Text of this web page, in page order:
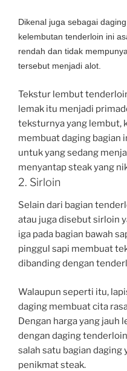
Dikenal juga sebagai
kelembutan tenderloin ini
rendah dan tidak
tersebut menjadi alot.
Tekstur lembut
lemak itu menjadi
teksturnya yang lembut,
membuat daging bagian
untuk yang sedang
menyantap steak yang
2. Sirloin
Selain dari bagian
atau juga disebut sirloin
iga pada bagian bawah
pinggul sapi membuat
dibanding dengan
Walaupun seperti itu,
daging membuat cita
Dengan harga yang jauh
dengan daging
salah satu bagian
penikmat steak.